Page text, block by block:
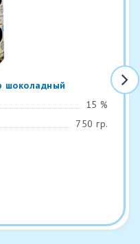
шоколадный
15 %
750 гр.